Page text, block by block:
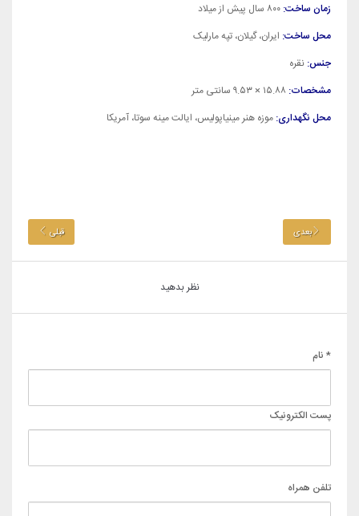
زمان ساخت:
محل ساخت: ایران، گیلان، تپه مارلیک
جنس: نقره
مشخصات:
محل نگهداری: موزه هنر مینیاپولیس، ایالت مینه سوتا، آمریکا
بعدی قبلی
نظر بدهید
* نام
پست الکترونیک
تلفن همراه